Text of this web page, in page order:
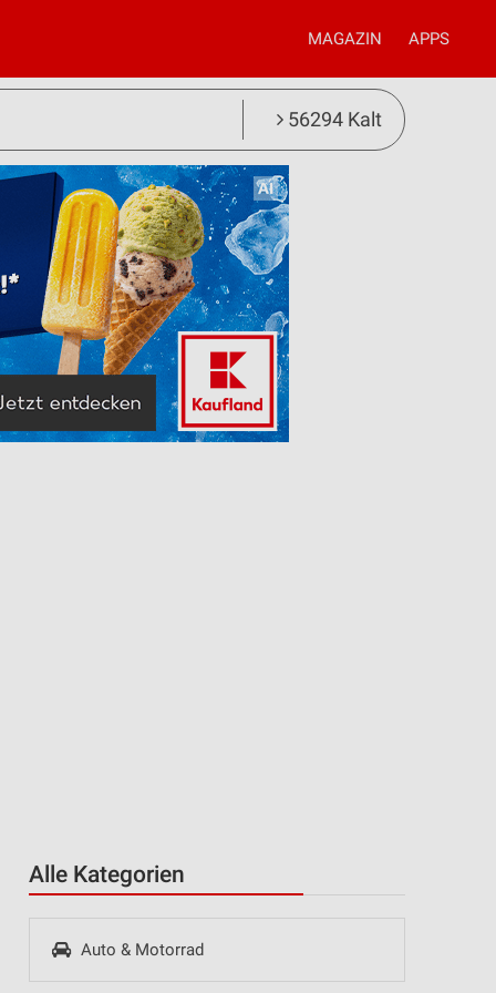
MAGAZIN APPS
56294 Kalt
Alle Kategorien
Auto & Motorrad